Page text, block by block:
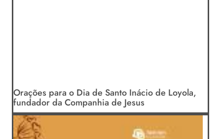
Orações para o Dia de Santo Inácio de Loyola,
fundador da Companhia de Jesus